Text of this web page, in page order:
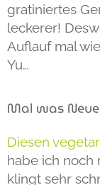
gratiniertes
leckerer!
Auflauf mal
Yu…
Mal was
Diesen
habe ich noch
klingt sehr